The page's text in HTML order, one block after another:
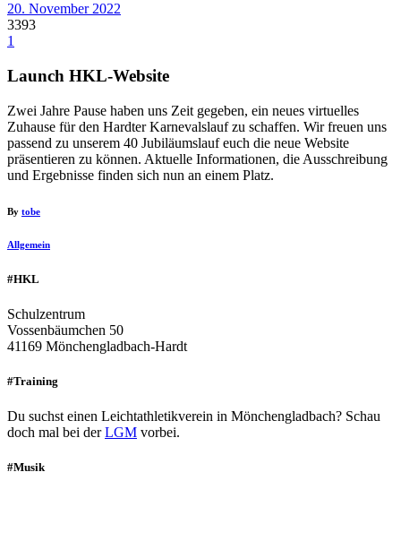
20. November 2022
3393
1
Launch HKL-Website
Zwei Jahre Pause haben uns Zeit gegeben, ein neues virtuelles
Zuhause für den Hardter Karnevalslauf zu schaffen. Wir freuen uns
passend zu unserem 40 Jubiläumslauf euch die neue Website
präsentieren zu können. Aktuelle Informationen, die Ausschreibung
und Ergebnisse finden sich nun an einem Platz.
By tobe
Allgemein
#HKL
Schulzentrum
Vossenbäumchen 50
41169 Mönchengladbach-Hardt
#Training
Du suchst einen Leichtathletikverein in Mönchengladbach? Schau
doch mal bei derLGM vorbei.
#Musik